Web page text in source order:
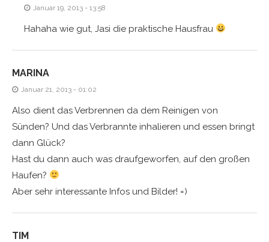
Januar 19, 2013 - 13:58
Hahaha wie gut, Jasi die praktische Hausfrau
MARINA
Januar 21, 2013 - 01:02
Also dient das Verbrennen da dem Reinigen von
Sünden? Und das Verbrannte inhalieren und essen bringt
dann Glück?
Hast du dann auch was draufgeworfen, auf den großen
Haufen?
Aber sehr interessante Infos und Bilder! =)
TIM